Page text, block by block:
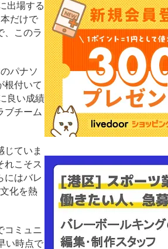
出場する
だけで
、このラ
パナソ
根付いて
良い成績
ブチーム
ていま
れこそス
にはバレ
化を熱
コミュニ
い時点で